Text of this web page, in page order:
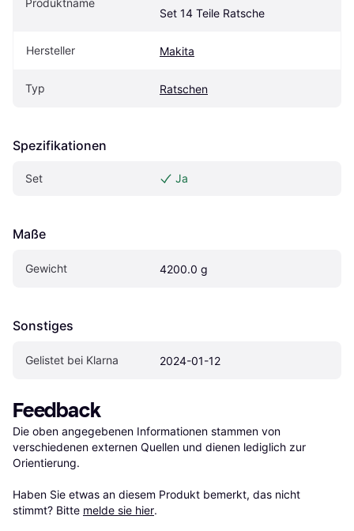
Produktname
Set 14 Teile Ratsche
Hersteller Makita
Typ Ratschen
Spezifikationen
Set Ja
Maße
Gewicht 4200.0 g
Sonstiges
Gelistet bei Klarna 2024-01-12
Feedback
Die oben angegebenen Informationen stammen von
verschiedenen externen Quellen und dienen lediglich zur
Orientierung.
Haben Sie etwas an diesem Produkt bemerkt, das nicht
stimmt? Bitte melde sie hier.